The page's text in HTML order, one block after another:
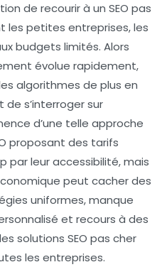
de recourir à un SEO pas
les petites entreprises, les
budgets limités. Alors
évolue rapidement,
algorithmes de plus en
de s’interroger sur
d’une telle approche
proposant des tarifs
leur accessibilité, mais
peut cacher des
uniformes, manque
et recours à des
solutions SEO pas cher
les entreprises.